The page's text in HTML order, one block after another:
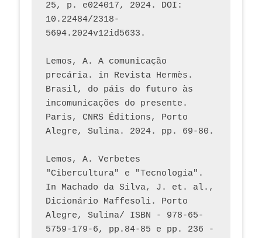
25, p. e024017, 2024. DOI:
10.22484/2318-
5694.2024v12id5633.
Lemos, A. A comunicação
precária. in Revista Hermès.
Brasil, do páis do futuro às
incomunicações do presente.
Paris, CNRS Éditions, Porto
Lemos, A. Verbetes
"Cibercultura" e "Tecnologia".
In Machado da Silva, J. et. al.,
Dicionário Maffesoli. Porto
Alegre, Sulina/ ISBN - 978-65-
5759-179-6, pp.84-85 e pp. 236 -